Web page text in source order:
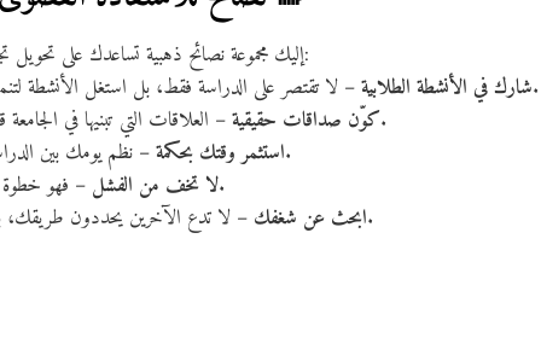
إليك مجموعة نصائح ذهبية تساعدك على تحويل تجربتك الجامعية إلى محطة نجاح حقيقية:
شارك في الأنشطة الطلابية– لا تقتصر على الدراسة فقط، بل استغل الأنشطة لتنمية مهارات القيادة والعمل الجماعي.
كوّن صداقات حقيقية– العلاقات التي تبنيها في الجامعة قد تفتح لك أبوابًا مهنية بعد التخرج.
استثمر وقتك بحكمة– نظم يومك بين الدراسة والترفيه حتى لا تشعر بالإرهاق.
لا تخف من الفشل– فهو خطوة نحو التعلم، والمثابرة هي سر النجاح.
ابحث عن شغفك– لا تدع الآخرين يحددون طريقك، بل استمع إلى نفسك وما تحبه فعلاً.